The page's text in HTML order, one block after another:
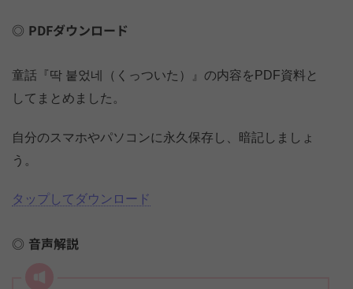
PDFダウンロード
童話『딱 붙었네（くっついた）』の内容をPDF資料と
してまとめました。
自分のスマホやパソコンに永久保存し、暗記しましょ
う。
タップしてダウンロード
音声解説